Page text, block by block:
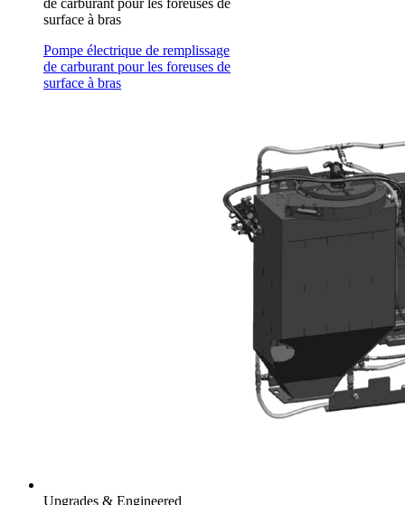
de carburant pour les foreuses de
surface à bras
Pompe électrique de remplissage
de carburant pour les foreuses de
surface à bras
Upgrades & Engineered